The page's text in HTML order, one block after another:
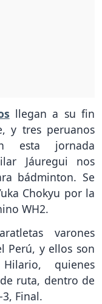
llegan a su fin
y tres peruanos
esta jornada
Jáuregui nos
bádminton. Se
Chokyu por la
WH2.
varones
Perú, y ellos son
quienes
ruta, dentro de
Final.